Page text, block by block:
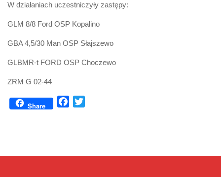
W działaniach uczestniczyły zastępy:
GLM 8/8 Ford OSP Kopalino
GBA 4,5/30 Man OSP Słajszewo
GLBMR-t FORD OSP Choczewo
ZRM G 02-44
Share Facebook